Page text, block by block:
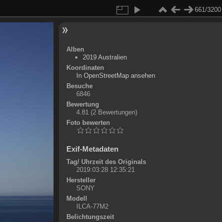
661/3200
Alben
2019 Australien
Koordinaten
+
-
In OpenStreetMap ansehen
Besuche
6846
Bewertung
4.81 (2 Bewertungen)
Foto bewerten
Exif-Metadaten
Tag/ Uhrzeit des Originals
2019:03:28 12:35:21
Hersteller
SONY
Modell
ILCA-77M2
Belichtungszeit